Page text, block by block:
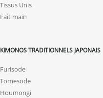
Tissus Unis
Fait main
KIMONOS TRADITIONNELS JAPONAIS
Furisode
Tomesode
Houmongi